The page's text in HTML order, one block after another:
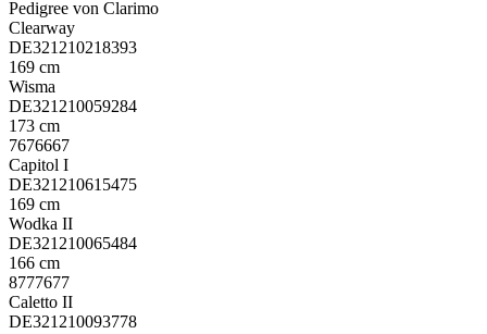
Pedigree von Clarimo
Clearway
DE321210218393
169 cm
Wisma
DE321210059284
173 cm
7676667
Capitol I
DE321210615475
169 cm
Wodka II
DE321210065484
166 cm
8777677
Caletto II
DE321210093778